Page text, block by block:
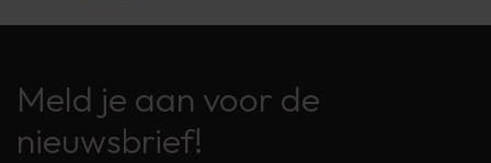
Meld je aan voor de
nieuwsbrief!